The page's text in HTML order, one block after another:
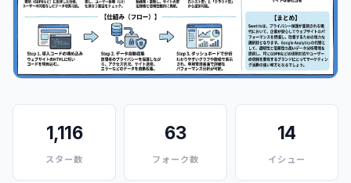
1,116
スター数
63
フォーク数
14
イシュー